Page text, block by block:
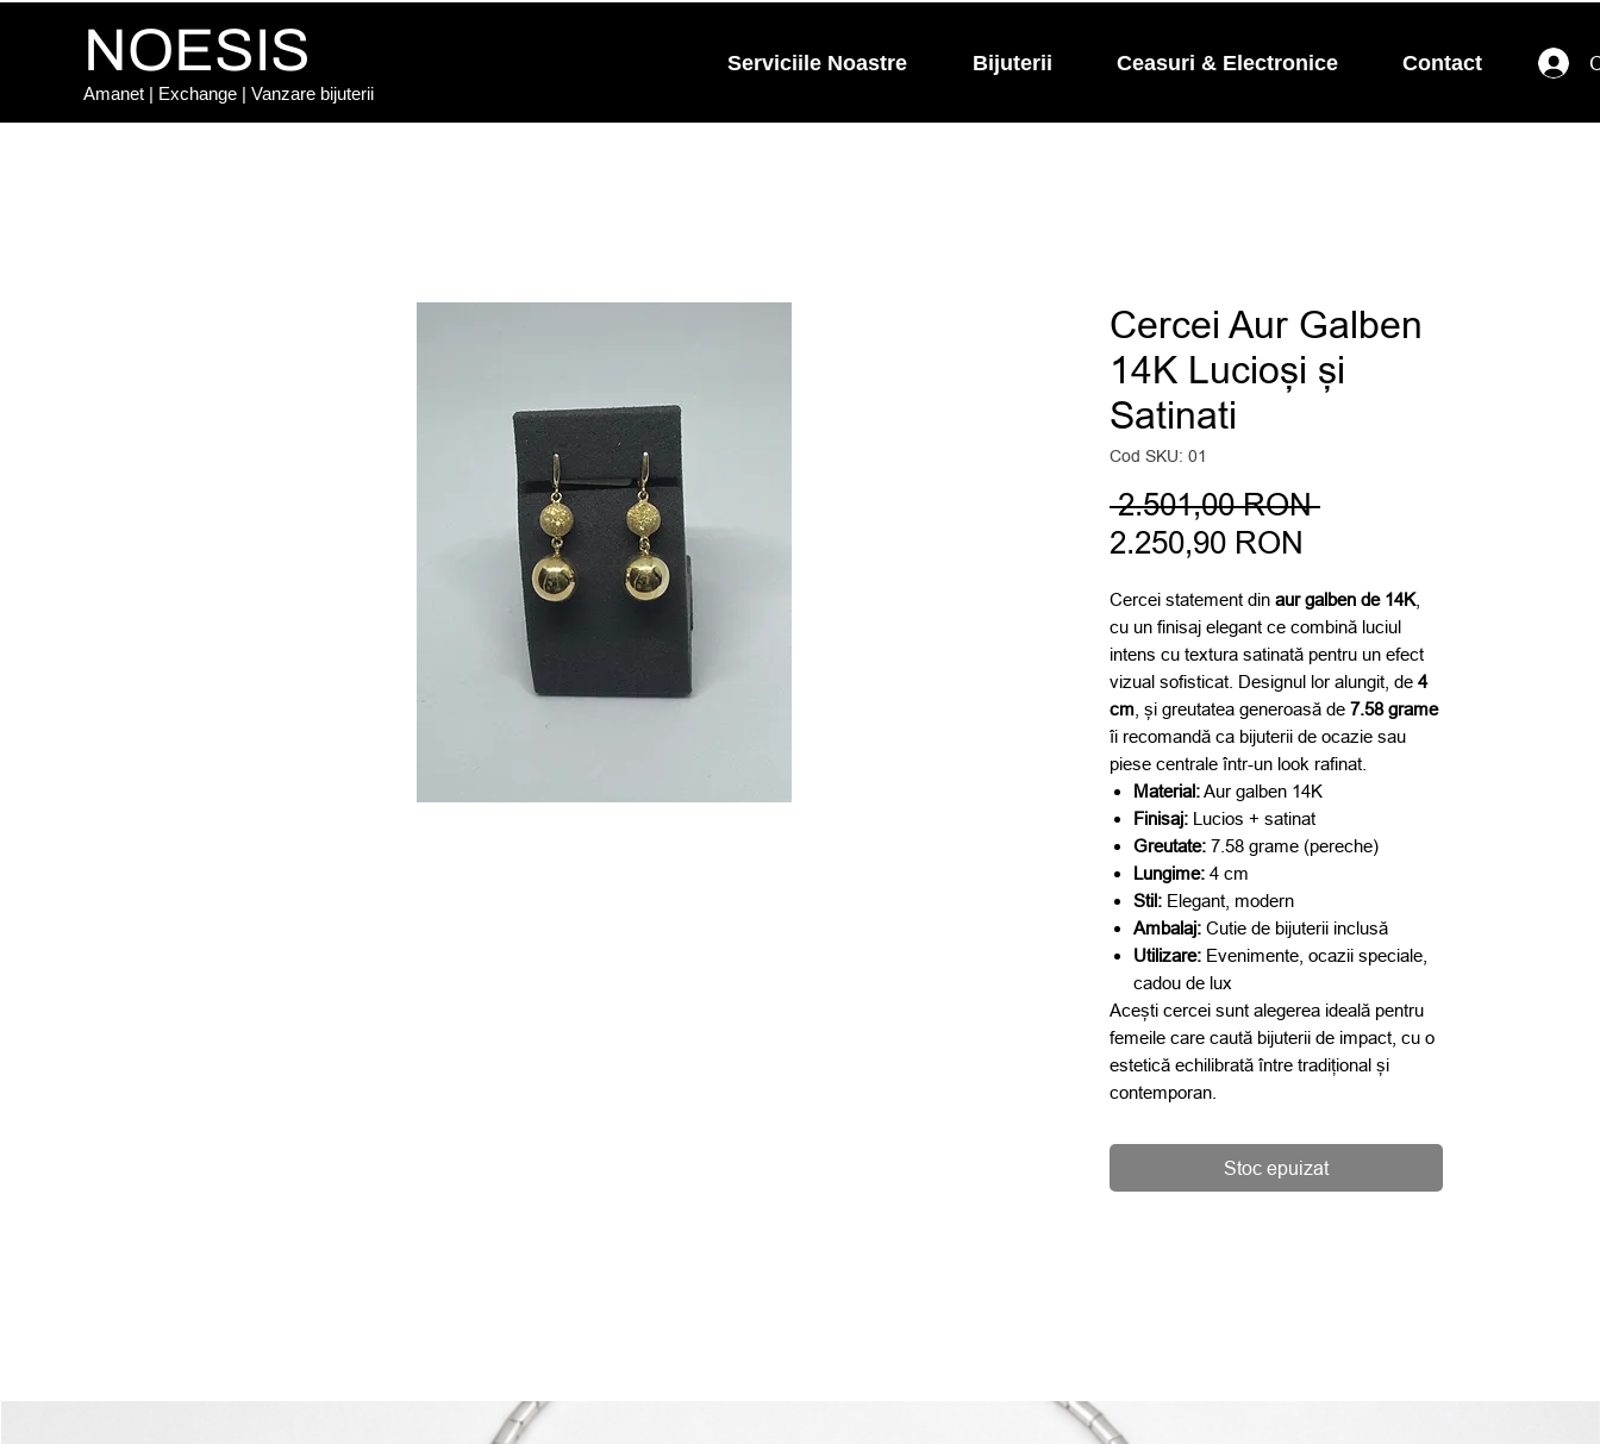
NOESIS
Amanet | Exchange | Vanzare bijuterii
Serviciile Noastre Bijuterii Ceasuri & Electronice Contact
Cercei Aur Galben
14K Lucioși și
Satinati
Cod SKU: 01
2.501,00 RON Preț
2.250,90 RON
Cercei statement din aur galben de 14K,
cu un finisaj elegant ce combină luciul
intens cu textura satinată pentru un efect
vizual sofisticat. Designul lor alungit, de 4
cm , și greutatea generoasă de 7.58 grame
îi recomandă ca bijuterii de ocazie sau
piese centrale într-un look rafinat.
Material:Aur galben 14K
Finisaj: Lucios + satinat
Greutate: 7.58 grame (pereche)
Lungime: 4 cm
Stil: Elegant, modern
Ambalaj: Cutie de bijuterii inclusă
Utilizare: Evenimente, ocazii speciale,
cadou de lux
Acești cercei sunt alegerea ideală pentru
femeile care caută bijuterii de impact, cu o
estetică echilibrată între tradițional și
contemporan.
Stoc epuizat